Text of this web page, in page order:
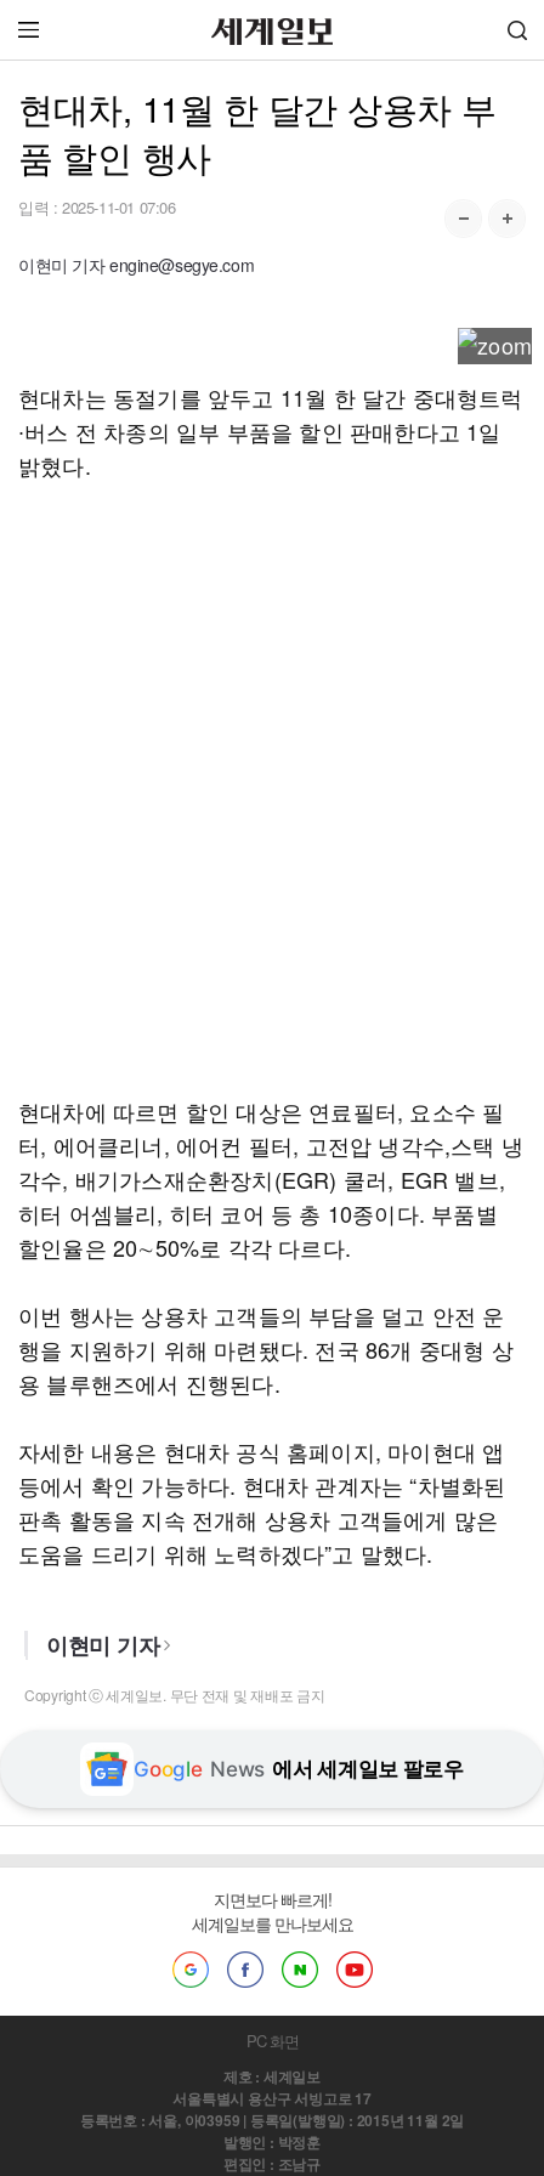
현대차, 11월 한 달간 상용차 부
품 할인 행사
입력 : 2025-11-01 07:06
이현미 기자 engine@segye.com
현대차는 동절기를 앞두고 11월 한 달간 중대형트럭
∙버스 전 차종의 일부 부품을 할인 판매한다고 1일
밝혔다.
현대차에 따르면 할인 대상은 연료필터, 요소수 필
터, 에어클리너, 에어컨 필터, 고전압 냉각수,스택 냉
각수, 배기가스재순환장치(EGR) 쿨러, EGR 밸브,
히터 어셈블리, 히터 코어 등 총 10종이다. 부품별
할인율은 20∼50%로 각각 다르다.
이번 행사는 상용차 고객들의 부담을 덜고 안전 운
행을 지원하기 위해 마련됐다. 전국 86개 중대형 상
용 블루핸즈에서 진행된다.
자세한 내용은 현대차 공식 홈페이지, 마이현대 앱
등에서 확인 가능하다. 현대차 관계자는 “차별화된
판촉 활동을 지속 전개해 상용차 고객들에게 많은
도움을 드리기 위해 노력하겠다”고 말했다.
이현미 기자
Copyright ⓒ 세계일보. 무단 전재 및 재배포 금지
Google News 에서 세계일보 팔로우
지면보다 빠르게!
세계일보를 만나보세요
PC 화면
제호 : 세계일보
서울특별시 용산구 서빙고로 17
등록번호 : 서울, 아03959 | 등록일(발행일) : 2015년 11월 2일
발행인 : 박정훈
편집인 : 조남규